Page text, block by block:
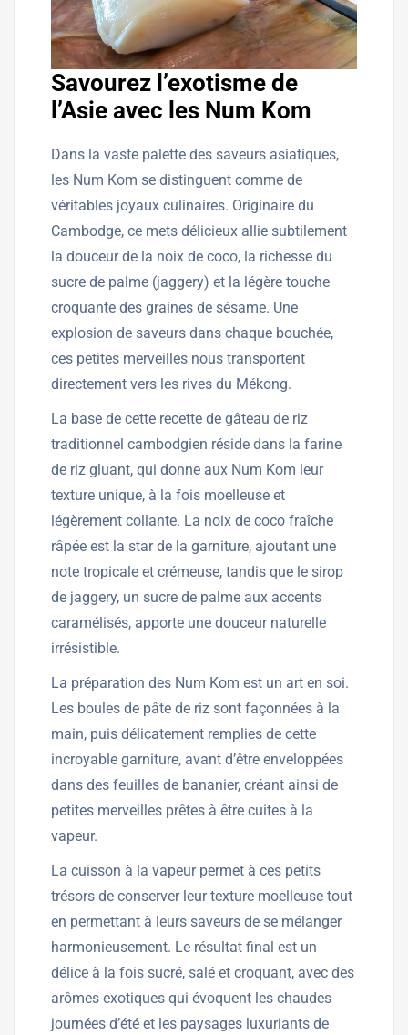
Savourez l’exotisme de
l’Asie avec les Num Kom
Dans la vaste palette des saveurs asiatiques,
les Num Kom se distinguent comme de
véritables joyaux culinaires. Originaire du
Cambodge, ce mets délicieux allie subtilement
la douceur de la noix de coco, la richesse du
sucre de palme (jaggery) et la légère touche
croquante des graines de sésame. Une
explosion de saveurs dans chaque bouchée,
ces petites merveilles nous transportent
directement vers les rives du Mékong.
La base de cette recette de gâteau de riz
traditionnel cambodgien réside dans la farine
de riz gluant, qui donne aux Num Kom leur
texture unique, à la fois moelleuse et
légèrement collante. La noix de coco fraîche
râpée est la star de la garniture, ajoutant une
note tropicale et crémeuse, tandis que le sirop
de jaggery, un sucre de palme aux accents
caramélisés, apporte une douceur naturelle
irrésistible.
La préparation des Num Kom est un art en soi.
Les boules de pâte de riz sont façonnées à la
main, puis délicatement remplies de cette
incroyable garniture, avant d’être enveloppées
dans des feuilles de bananier, créant ainsi de
petites merveilles prêtes à être cuites à la
vapeur.
La cuisson à la vapeur permet à ces petits
trésors de conserver leur texture moelleuse tout
en permettant à leurs saveurs de se mélanger
harmonieusement. Le résultat final est un
délice à la fois sucré, salé et croquant, avec des
arômes exotiques qui évoquent les chaudes
journées d’été et les paysages luxuriants de